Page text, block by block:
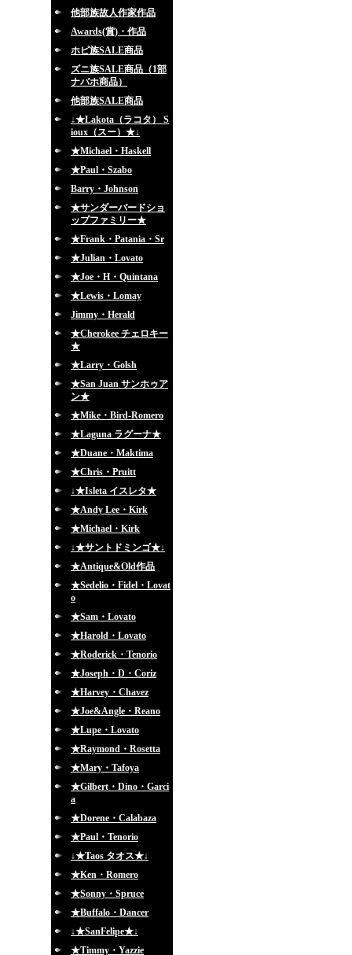
他部族故人作家作品
Awards(賞)・作品
ホピ族SALE商品
ズニ族SALE商品（1部
ナバホ商品）
他部族SALE商品
↓★Lakota（ラコタ） S
ioux（スー）★↓
★Michael・Haskell
★Paul・Szabo
Barry・Johnson
★サンダーバードショ
ップファミリー★
★Frank・Patania・Sr
★Julian・Lovato
★Joe・H・Quintana
★Lewis・Lomay
Jimmy・Herald
★Cherokee チェロキー
★
★Larry・Golsh
★San Juan サンホゥア
ン★
★Mike・Bird-Romero
★Laguna ラグーナ★
★Duane・Maktima
★Chris・Pruitt
↓★Isleta イスレタ★
★Andy Lee・Kirk
★Michael・Kirk
↓★サントドミンゴ★↓
★Antique&Old作品
★Sedelio・Fidel・Lovat
o
★Sam・Lovato
★Harold・Lovato
★Roderick・Tenorio
★Joseph・D・Coriz
★Harvey・Chavez
★Joe&Angle・Reano
★Lupe・Lovato
★Raymond・Rosetta
★Mary・Tafoya
★Gilbert・Dino・Garci
a
★Dorene・Calabaza
★Paul・Tenorio
↓★Taos タオス★↓
★Ken・Romero
★Sonny・Spruce
★Buffalo・Dancer
↓★SanFelipe★↓
★Timmy・Yazzie